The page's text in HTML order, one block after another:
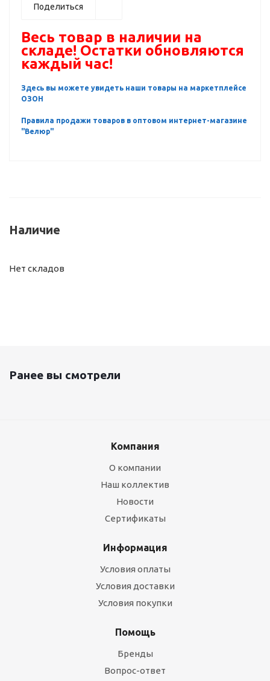
Поделиться
Весь товар в наличии на
складе! Остатки обновляются
каждый час!
Здесь вы можете увидеть наши товары на маркетплейсе
ОЗОН
Правила продажи товаров в оптовом интернет-магазине
"Велюр"
Наличие
Нет складов
Ранее вы смотрели
Компания
О компании
Наш коллектив
Новости
Сертификаты
Информация
Условия оплаты
Условия доставки
Условия покупки
Помощь
Бренды
Вопрос-ответ